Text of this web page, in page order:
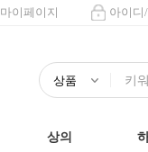
마이페이지 아이디
상의